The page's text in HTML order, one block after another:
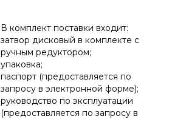
В комплект поставки входит:
затвор дисковый в комплекте с
ручным редуктором;
упаковка;
паспорт (предоставляется по
запросу в электронной форме);
руководство по эксплуатации
(предоставляется по запросу в